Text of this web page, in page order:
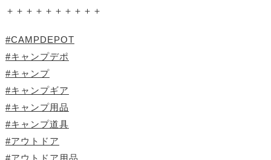
＋＋＋＋＋＋＋＋＋＋
#CAMPDEPOT
#キャンプデポ
#キャンプ
#キャンプギア
#キャンプ用品
#キャンプ道具
#アウトドア